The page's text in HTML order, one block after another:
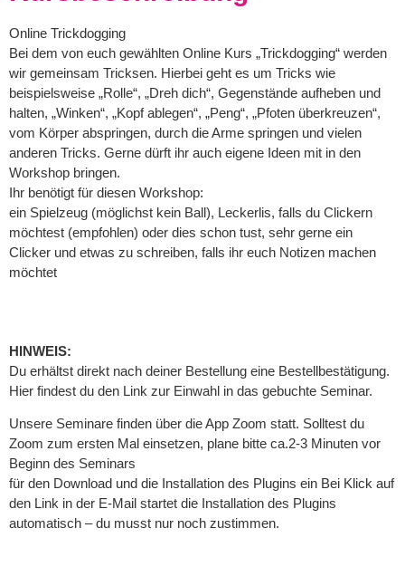
Online Trickdogging
Bei dem von euch gewählten Online Kurs „Trickdogging“ werden
wir gemeinsam Tricksen. Hierbei geht es um Tricks wie
beispielsweise „Rolle“, „Dreh dich“, Gegenstände aufheben und
halten, „Winken“, „Kopf ablegen“, „Peng“, „Pfoten überkreuzen“,
vom Körper abspringen, durch die Arme springen und vielen
anderen Tricks. Gerne dürft ihr auch eigene Ideen mit in den
Workshop bringen.
Ihr benötigt für diesen Workshop:
ein Spielzeug (möglichst kein Ball), Leckerlis, falls du Clickern
möchtest (empfohlen) oder dies schon tust, sehr gerne ein
Clicker und etwas zu schreiben, falls ihr euch Notizen machen
möchtet
HINWEIS:
Du erhältst direkt nach deiner Bestellung eine Bestellbestätigung.
Hier findest du den Link zur Einwahl in das gebuchte Seminar.
Unsere Seminare finden über die App Zoom statt. Solltest du
Zoom zum ersten Mal einsetzen, plane bitte ca.2-3 Minuten vor
Beginn des Seminars
für den Download und die Installation des Plugins ein Bei Klick auf
den Link in der E-Mail startet die Installation des Plugins
automatisch – du musst nur noch zustimmen.